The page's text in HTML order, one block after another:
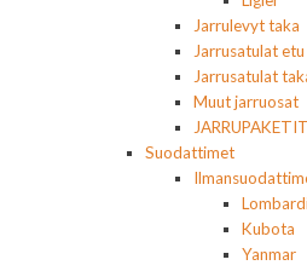
Jarrulevyt taka
Jarrusatulat etu
Jarrusatulat
Muut jarruosat
Suodattimet
Kubota
Yanmar